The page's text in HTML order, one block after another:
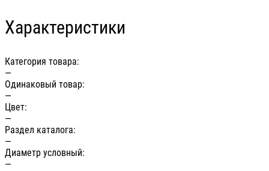
Характеристики
Категория товара:
—
Одинаковый товар:
—
Цвет:
—
Раздел каталога:
—
Диаметр условный:
—